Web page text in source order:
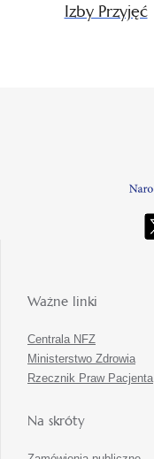
Izby Przyjęć
Ważne linki
Centrala NFZ
Ministerstwo Zdrowia
Rzecznik Praw Pacjenta
Na skróty